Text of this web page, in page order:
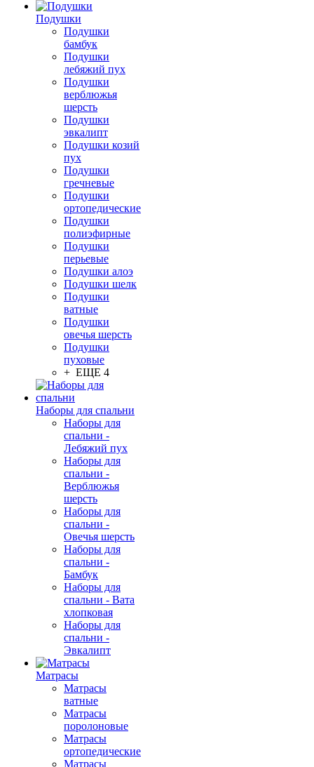
Подушки
Подушки
бамбук
Подушки
лебяжий пух
Подушки
верблюжья
шерсть
Подушки
эвкалипт
Подушки козий
пух
Подушки
гречневые
Подушки
ортопедические
Подушки
полиэфирные
Подушки
перьевые
Подушки алоэ
Подушки шелк
Подушки
ватные
Подушки
овечья шерсть
Подушки
пуховые
+ ЕЩЕ 4
Наборы для спальни
Наборы для
спальни -
Лебяжий пух
Наборы для
спальни -
Верблюжья
шерсть
Наборы для
спальни -
Овечья шерсть
Наборы для
спальни -
Бамбук
Наборы для
спальни - Вата
хлопковая
Наборы для
спальни -
Эвкалипт
Матрасы
Матрасы
ватные
Матрасы
поролоновые
Матрасы
ортопедические
Матрасы